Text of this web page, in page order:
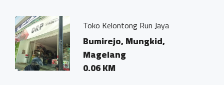
Kelontong Run Jaya
Mungkid,
KM